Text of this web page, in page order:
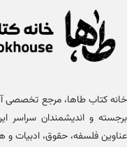
برجسته و اندیشمندان سراسر
عناوین فلسفه، حقوق، ادبیات